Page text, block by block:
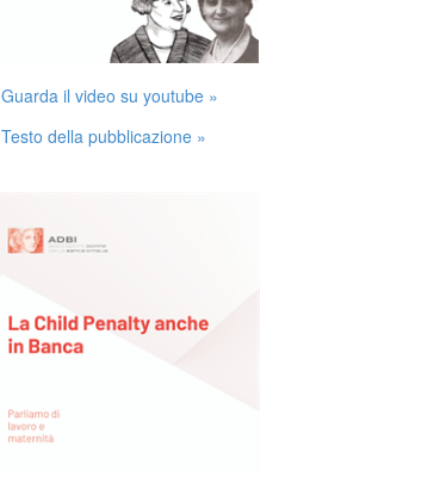
Guarda il video su youtube »
Testo della pubblicazione »